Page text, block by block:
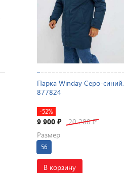
Парка Winday Серо-синий,
877824
-52%
9 900₽ 20 280₽
Размер
56
В корзину